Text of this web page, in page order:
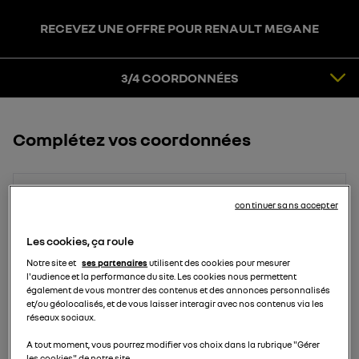
RECEVEZ UNE OFFRE POUR RENAULT MEGANE
3/4 COORDONNÉES
COORDONNÉES
CONFIRMATION
Complétez vos coordonnées
Nom
Email
Les cookies, ça roule
Notre site et ses partenairesutilisent des cookies pour mesurer
l'audience et la performance du site. Les cookies nous permettent
également de vous montrer des contenus et des annonces personnalisés
et/ou géolocalisés, et de vous laisser interagir avec nos contenus via les
réseaux sociaux.
A tout moment, vous pourrez modifier vos choix dans la rubrique "Gérer
continuer sans accepter